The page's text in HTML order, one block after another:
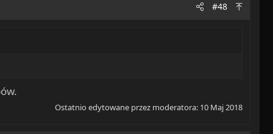
#48
Ostatnio edytowane przez moderatora: 10 Maj 2018